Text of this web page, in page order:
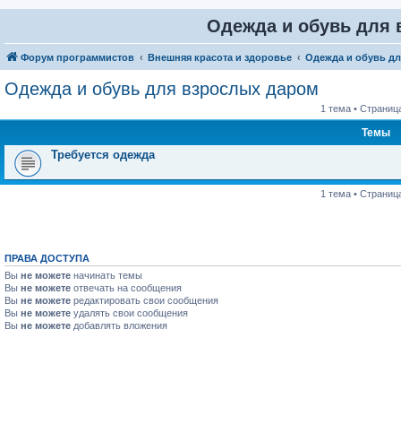
Одежда и обувь для
Форум программистов Внешняя красота и здоровье Одежда и обувь
Одежда и обувь для взрослых даром
1 тема •
Темы
Требуется одежда
1 тема •
ПРАВА ДОСТУПА
Вы не можете начинать темы
Вы не можете отвечать на сообщения
Вы не можете редактировать свои сообщения
Вы не можете удалять свои сообщения
Вы не можете добавлять вложения